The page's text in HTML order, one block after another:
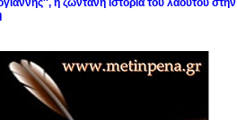
η ζωντανή ιστορία του λαούτου στην